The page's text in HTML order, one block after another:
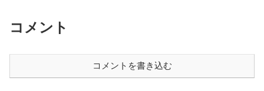
コメント
コメントを書き込む